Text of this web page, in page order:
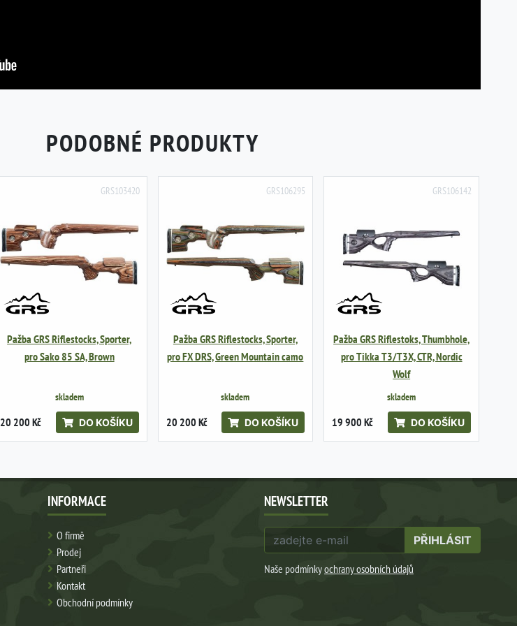
PODOBNÉ PRODUKTY
GRS103420
Pažba GRS Riflestocks, Sporter,
pro Sako 85 SA, Brown
skladem
20 200 Kč DO KOŠÍKU
GRS106295
Pažba GRS Riflestocks, Sporter,
pro FX DRS, Green Mountain camo
skladem
20 200 Kč DO KOŠÍKU
GRS106142
Pažba GRS Riflestoks, Thumbhole,
pro Tikka T3/T3X, CTR, Nordic
Wolf
skladem
19 900 Kč DO KOŠÍKU
INFORMACE
O firmě
Prodej
Partneři
Kontakt
Obchodní podmínky
NEWSLETTER
PŘIHLÁSIT
Naše podmínkyochrany osobních údajů